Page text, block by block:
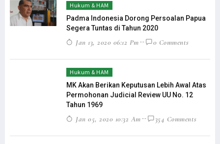
Hukum & HAM
Padma Indonesia Dorong Persoalan Papua
Segera Tuntas di Tahun 2020
Jan 13, 2020 06:12 Pm 0 Comments
Hukum & HAM
MK Akan Berikan Keputusan Lebih Awal Atas
Permohonan Judicial Review UU No. 12
Tahun 1969
Jan 05, 2020 10:32 Am 354 Comments